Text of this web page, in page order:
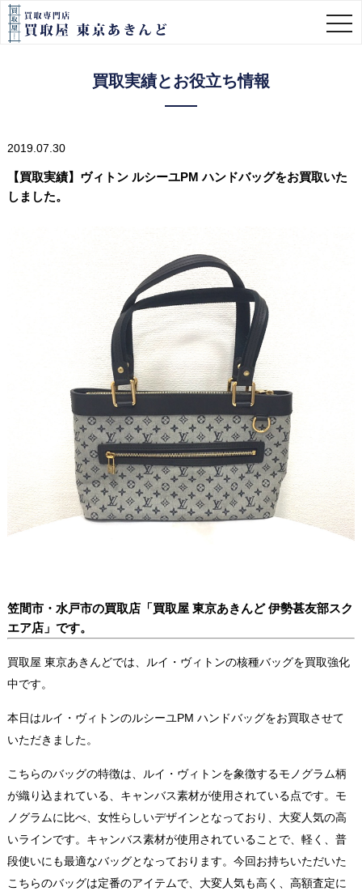
買取実績とお役立ち情報
2019.07.30
【買取実績】ヴィトン ルシーユPM ハンドバッグをお買取いた
しました。
笠間市・水戸市の買取店「買取屋 東京あきんど 伊勢甚友部スク
エア店」です。
買取屋 東京あきんどでは、ルイ・ヴィトンの核種バッグを買取強化
中です。
本日はルイ・ヴィトンのルシーユPM ハンドバッグをお買取させて
いただきました。
こちらのバッグの特徴は、ルイ・ヴィトンを象徴するモノグラム柄
が織り込まれている、キャンバス素材が使用されている点です。モ
ノグラムに比べ、女性らしいデザインとなっており、大変人気の高
いラインです。キャンバス素材が使用されていることで、軽く、普
段使いにも最適なバッグとなっております。今回お持ちいただいた
こちらのバッグは定番のアイテムで、大変人気も高く、高額査定に